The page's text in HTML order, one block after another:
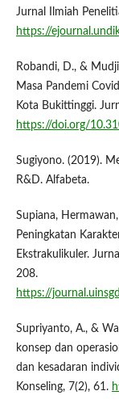
Jurnal Ilmiah
https://
Robandi, D., &
Masa Pandemi
Kota Bukittinggi.
https://doi.org/
Sugiyono. (2019).
R&D. Alfabeta.
Supiana,
Peningkatan
Ekstrakulikuler.
208.
https://
Supriyanto, A., &
konsep dan
dan kesadaran
Konseling, 7(2), 61.